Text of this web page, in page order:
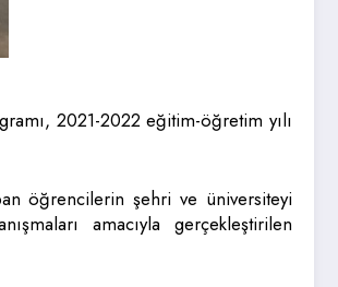
2021-2022 eğitim-öğretim yılı
öğrencilerin şehri ve üniversiteyi
amacıyla gerçekleştirilen